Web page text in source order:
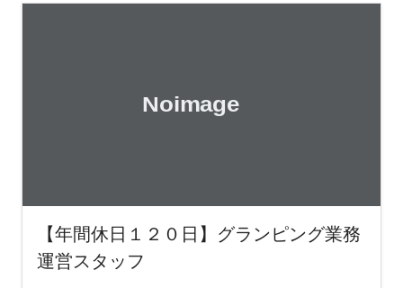
【年間休日１２０日】グランピング業務
運営スタッフ